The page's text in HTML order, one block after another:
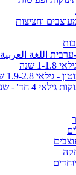
וחציצות
اللغة العربية
שנה
1.9-2.8 שנה
4 חד' - שנה